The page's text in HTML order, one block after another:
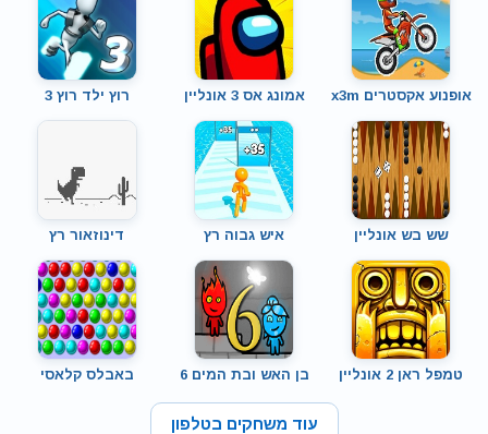
אופנוע אקסטרים x3m אמונג אס 3 אונליין רוץ ילד רוץ 3
שש בש אונליין איש גבוה רץ דינוזאור רץ
טמפל ראן 2 אונליין בן האש ובת המים 6 באבלס קלאסי
עוד משחקים בטלפון